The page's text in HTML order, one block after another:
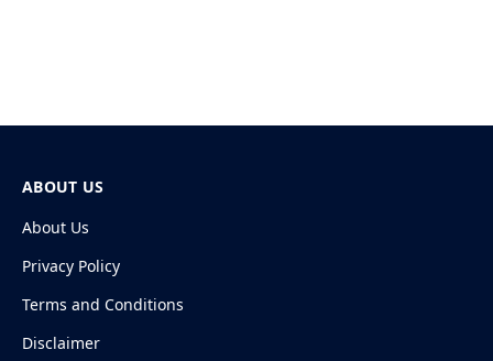
ABOUT US
About Us
Privacy Policy
Terms and Conditions
Disclaimer